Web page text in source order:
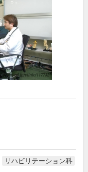
リハビリテーション科